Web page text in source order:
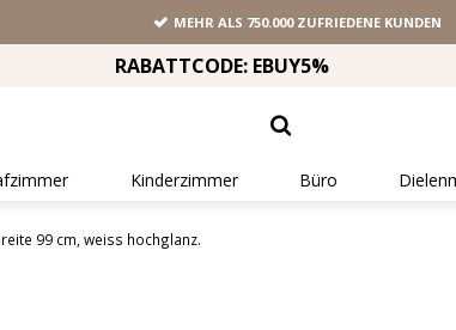
MEHR ALS 750.000 ZUFRIEDENE KUNDEN
RABATTCODE: EBUY5%
Kinderzimmer Büro
99 cm, weiss hochglanz.